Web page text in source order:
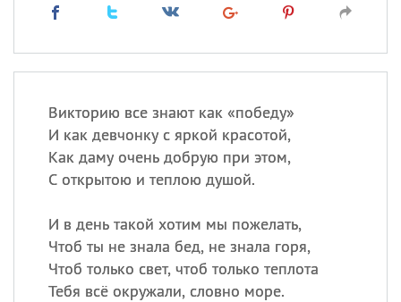
Викторию все знают как «победу»
И как девчонку с яркой красотой,
Как даму очень добрую при этом,
С открытою и теплою душой.
И в день такой хотим мы пожелать,
Чтоб ты не знала бед, не знала горя,
Чтоб только свет, чтоб только теплота
Тебя всё окружали, словно море.